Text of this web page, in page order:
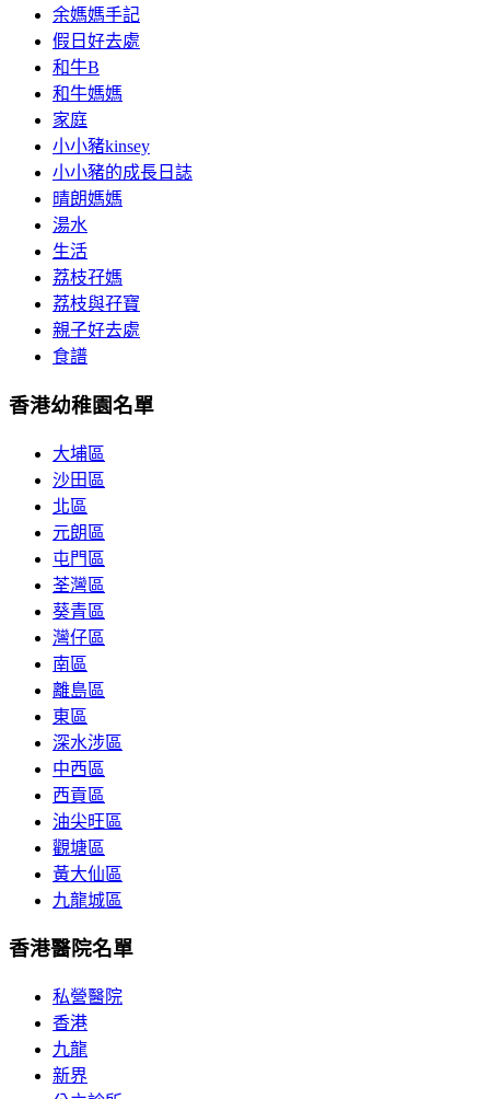
余媽媽手記
假日好去處
和牛B
和牛媽媽
家庭
小小豬kinsey
小小豬的成長日誌
晴朗媽媽
湯水
生活
荔枝孖媽
荔枝與孖寶
親子好去處
食譜
香港幼稚園名單
大埔區
沙田區
北區
元朗區
屯門區
荃灣區
葵青區
灣仔區
南區
離島區
東區
深水涉區
中西區
西貢區
油尖旺區
觀塘區
黃大仙區
九龍城區
香港醫院名單
私營醫院
香港
九龍
新界